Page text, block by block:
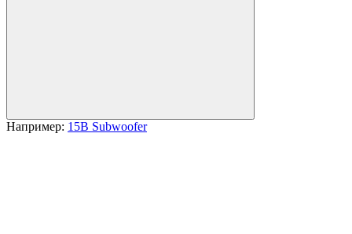
Например: 15B Subwoofer